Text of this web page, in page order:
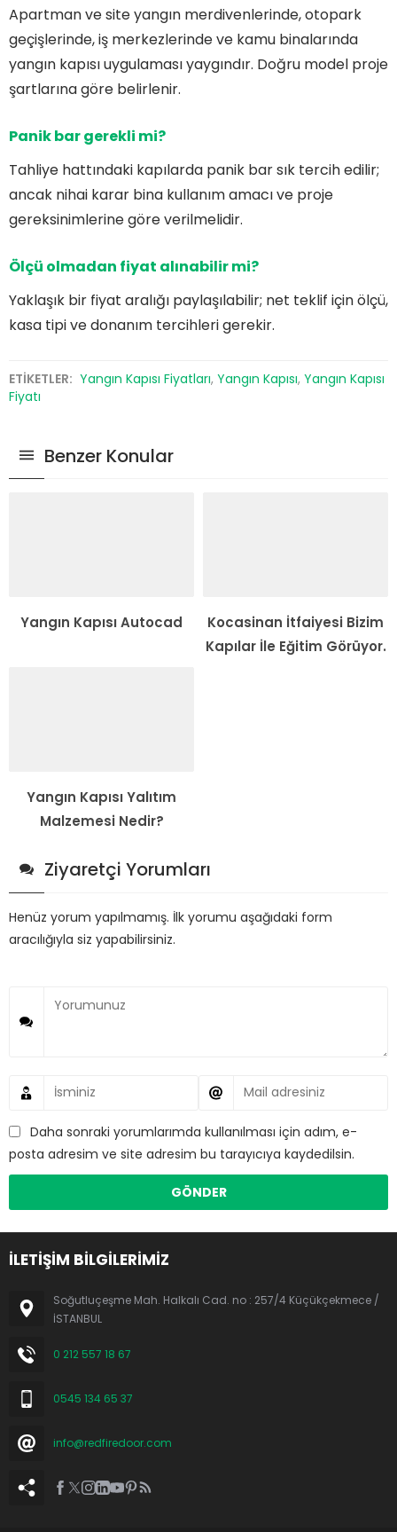
Apartman ve site yangın merdivenlerinde, otopark
geçişlerinde, iş merkezlerinde ve kamu binalarında
yangın kapısı uygulaması yaygındır. Doğru model proje
şartlarına göre belirlenir.
Panik bar gerekli mi?
Tahliye hattındaki kapılarda panik bar sık tercih edilir;
ancak nihai karar bina kullanım amacı ve proje
gereksinimlerine göre verilmelidir.
Ölçü olmadan fiyat alınabilir mi?
Yaklaşık bir fiyat aralığı paylaşılabilir; net teklif için ölçü,
kasa tipi ve donanım tercihleri gerekir.
ETİKETLER: Yangın Kapısı Fiyatları, Yangın Kapısı, Yangın Kapısı
Fiyatı
Benzer Konular
Yangın Kapısı Autocad
Kocasinan İtfaiyesi Bizim
Kapılar İle Eğitim Görüyor.
Yangın Kapısı Yalıtım
Malzemesi Nedir?
Ziyaretçi Yorumları
Henüz yorum yapılmamış. İlk yorumu aşağıdaki form
aracılığıyla siz yapabilirsiniz.
Daha sonraki yorumlarımda kullanılması için adım, e-
posta adresim ve site adresim bu tarayıcıya kaydedilsin.
İLETİŞİM BİLGİLERİMİZ
Soğutluçeşme Mah. Halkalı Cad. no : 257/4 Küçükçekmece /
İSTANBUL
0 212 557 18 67
0545 134 65 37
info@redfiredoor.com